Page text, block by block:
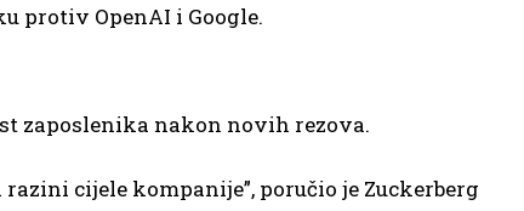
protiv OpenAI i Google.
zaposlenika nakon novih rezova.
cijele kompanije”, poručio je Zuckerberg